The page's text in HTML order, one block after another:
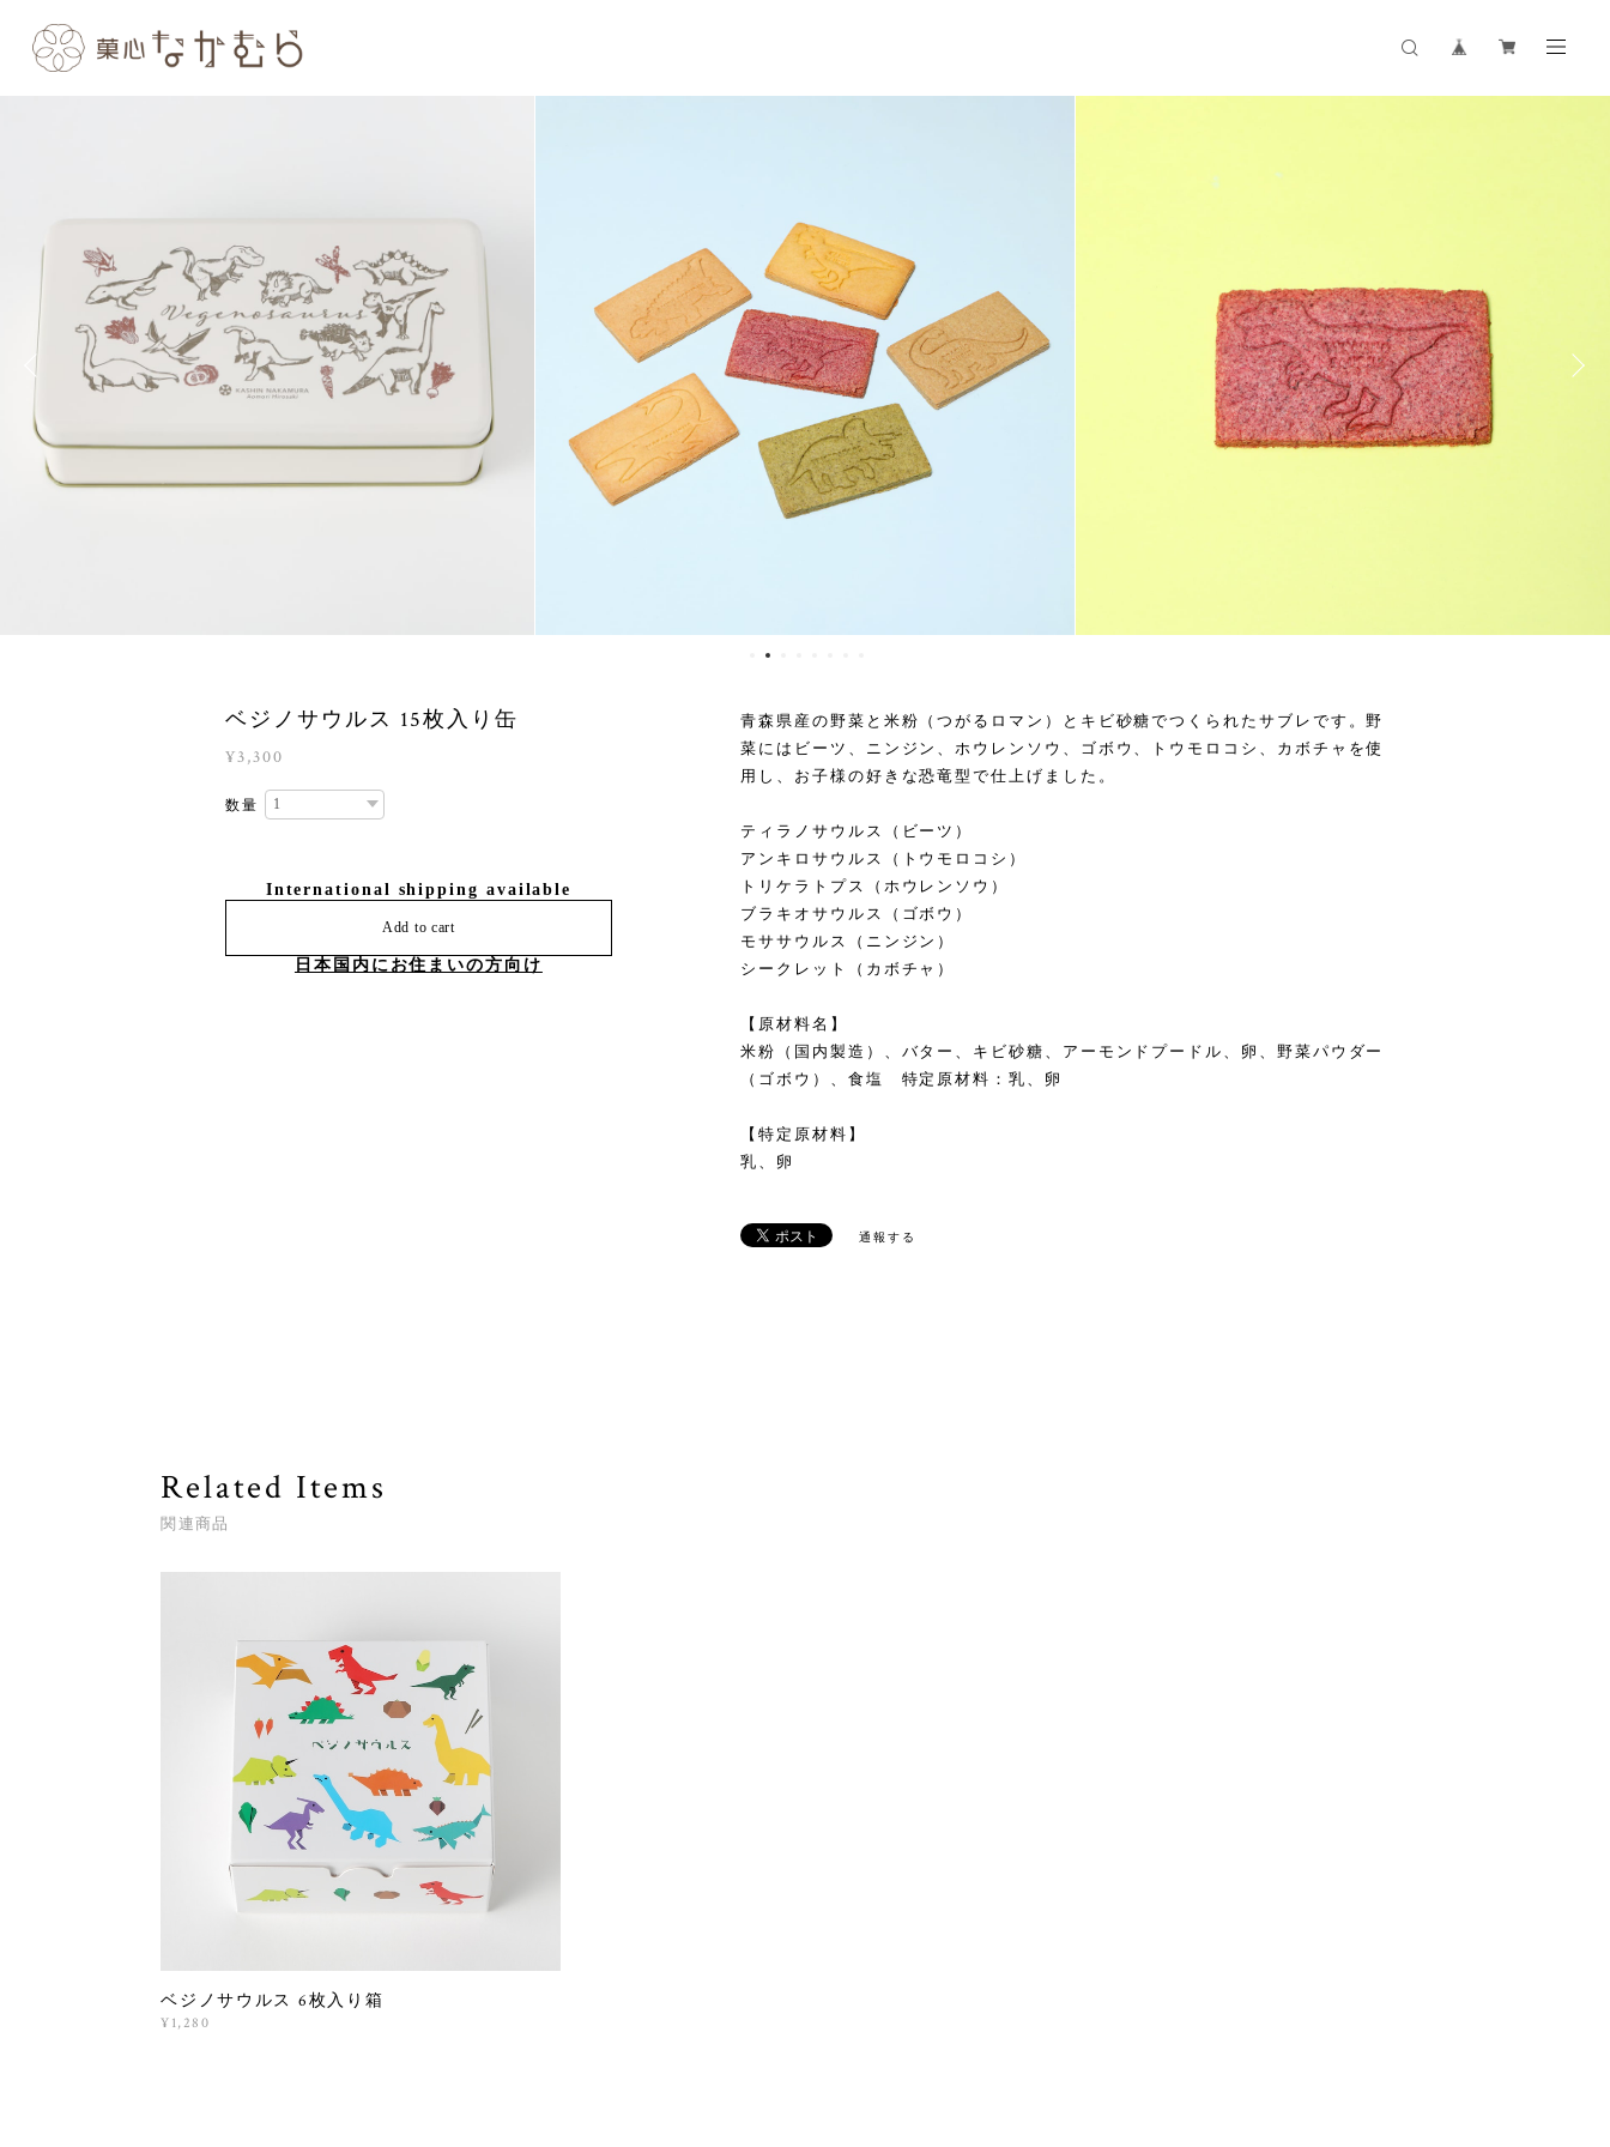
ベジノサウルス 15枚入り缶
¥3,300
数量
International shipping available
Add to cart
日本国内にお住まいの方向け
青森県産の野菜と米粉（つがるロマン）とキビ砂糖でつくられたサブレです。野
菜にはビーツ、ニンジン、ホウレンソウ、ゴボウ、トウモロコシ、カボチャを使
用し、お子様の好きな恐竜型で仕上げました。
ティラノサウルス（ビーツ）
アンキロサウルス（トウモロコシ）
トリケラトプス（ホウレンソウ）
ブラキオサウルス（ゴボウ）
モササウルス（ニンジン）
シークレット（カボチャ）
【原材料名】
米粉（国内製造）、バター、キビ砂糖、アーモンドプードル、卵、野菜パウダー
（ゴボウ）、食塩 特定原材料：乳、卵
【特定原材料】
乳、卵
通報する
Related Items
関連商品
ベジノサウルス 6枚入り箱
¥1,280